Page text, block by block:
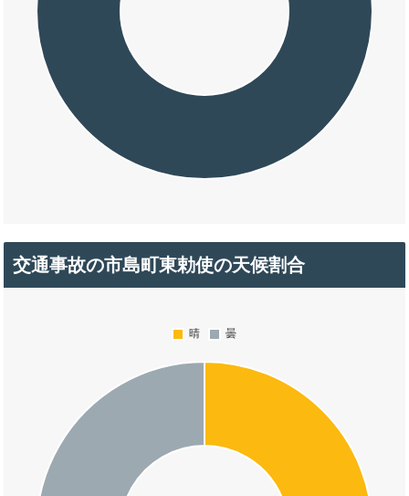
交通事故の市島町東勅使の天候割合